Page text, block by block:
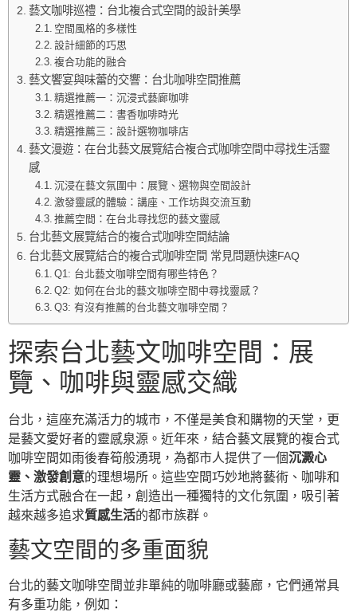
藝文咖啡巡禮：台北複合式空間的設計美學
空間風格的多樣性
設計細節的巧思
複合功能的融合
藝文饗宴與味蕾的交響：台北咖啡空間推薦
精選推薦一：沉浸式藝廊咖啡
精選推薦二：書香咖啡時光
精選推薦三：設計選物咖啡店
藝文漫遊：在台北藝文展覽結合複合式咖啡空間中尋找生活靈
感
沉浸在藝文氛圍中：展覽、選物與空間設計
激發靈感的體驗：講座、工作坊與交流互動
推薦空間：在台北尋找您的藝文靈感
台北藝文展覽結合的複合式咖啡空間結論
台北藝文展覽結合的複合式咖啡空間 常見問題快速FAQ
Q1: 台北藝文咖啡空間有哪些特色？
Q2: 如何在台北的藝文咖啡空間中尋找靈感？
Q3: 有沒有推薦的台北藝文咖啡空間？
探索台北藝文咖啡空間：展
覽、咖啡與靈感交織
台北，這座充滿活力的城市，不僅是美食和購物的天堂，更
是藝文愛好者的靈感泉源。近年來，結合藝文展覽的複合式
咖啡空間如雨後春筍般湧現，為都市人提供了一個沉澱心
靈、激發創意的理想場所。這些空間巧妙地將藝術、咖啡和
生活方式融合在一起，創造出一種獨特的文化氛圍，吸引著
越來越多追求質感生活的都市族群。
藝文空間的多重面貌
台北的藝文咖啡空間並非單純的咖啡廳或藝廊，它們通常具
有多重功能，例如：